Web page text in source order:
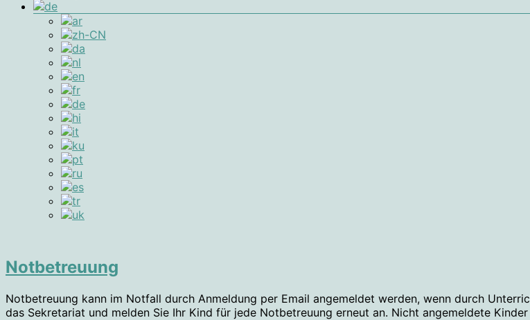
Notbetreuung
Notbetreuung kann im Notfall durch Anmeldung per Email angemeldet werden, wenn durch
das Sekretariat und melden Sie Ihr Kind für jede Notbetreuung erneut an. Nicht angemeldete